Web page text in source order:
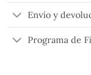
Envío y
Programa de